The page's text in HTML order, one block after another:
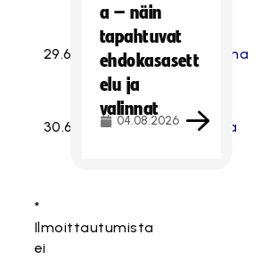
29.6. Mikkeli Hatsina
30.6. Joensuu Josba
*
Ilmoittautumista
ei
a – näin
tapahtuvat
ehdokasasett
elu ja
valinnat
04.08.2026